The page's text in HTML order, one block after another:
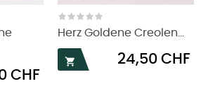
CHF
Herz Goldene Creolen...

Preis
24,50 CHF